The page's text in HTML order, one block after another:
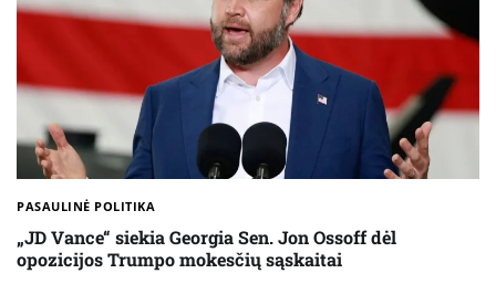
PASAULINĖ POLITIKA
„JD Vance“ siekia Georgia Sen. Jon Ossoff dėl
opozicijos Trumpo mokesčių sąskaitai